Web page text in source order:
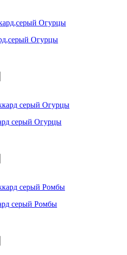
Огурцы
серый Огурцы
серый Ромбы